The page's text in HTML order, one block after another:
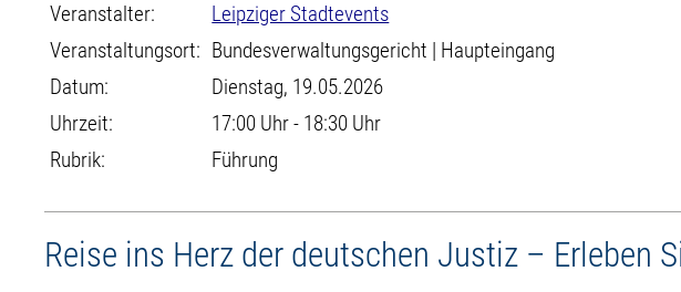
Veranstalter:
Leipziger Stadtevents
Veranstaltungsort: Bundesverwaltungsgericht | Haupteingang
Datum:
Dienstag, 19.05.2026
Uhrzeit:
17:00 Uhr - 18:30 Uhr
Rubrik:
Führung
Reise ins Herz der deutschen Justiz – Erleben